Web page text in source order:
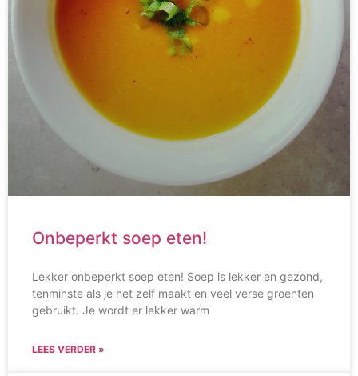
Onbeperkt soep eten!
Lekker onbeperkt soep eten! Soep is lekker en gezond,
tenminste als je het zelf maakt en veel verse groenten
gebruikt. Je wordt er lekker warm
LEES VERDER »